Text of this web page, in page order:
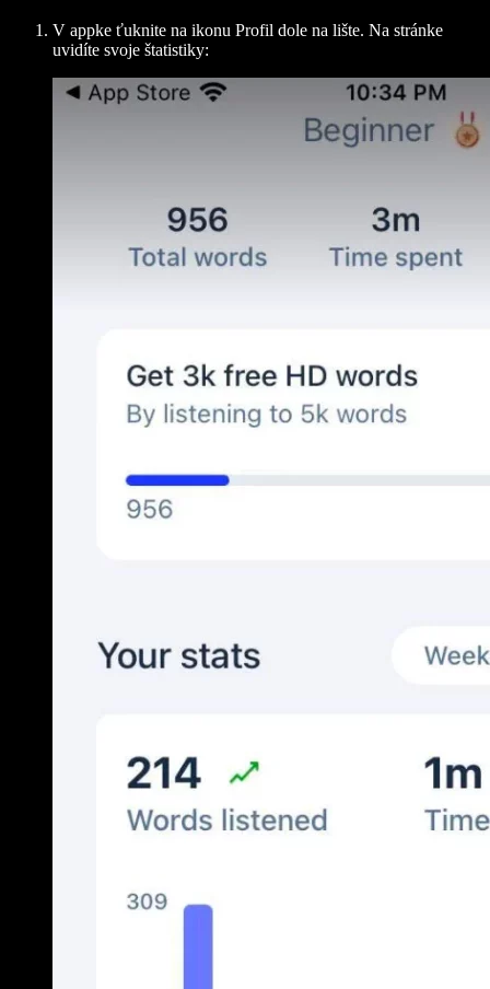
V appke ťuknite na ikonu Profil dole na lište. Na stránke
uvidíte svoje štatistiky: